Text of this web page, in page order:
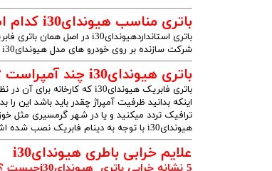
باتری مناسب هیوندایi30 کدام است ؟
باتری استانداردهیوندایi30 در اصل همان باتری فابریک است که کارخانه خودرو سازی هنگام تولید بر روی ماشین هیوندایi30 قرار میدهد
شرکت سازنده بر روی خودرو های مدل هیوندایi30 از باتری 60آمپری استفاده میکند.
باتری هیوندایi30 چند آمپراست ؟
اینکه بدانید ظرفیت آمپراژ چقدر باید باشد این
ترافیک تردد میکنید و یا در شهر گرمسیری مثل
هیوندایi30 با توجه به دینام فابریک نصب شده اش قابلیت شارژ باتری 70 آمپری را دارد
علایم خرابی باطری هیوندایi30
5 نشانه خرابی باتری هیوندایi30چیست ؟